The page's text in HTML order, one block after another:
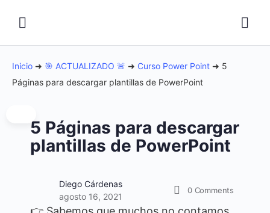
Inicio ➜ 🎯 ACTUALIZADO 🚨 ➜ Curso Power Point ➜ 5
Páginas para descargar plantillas de PowerPoint
5 Páginas para descargar
plantillas de PowerPoint
Diego Cárdenas
agosto 16, 2021
0 Comments